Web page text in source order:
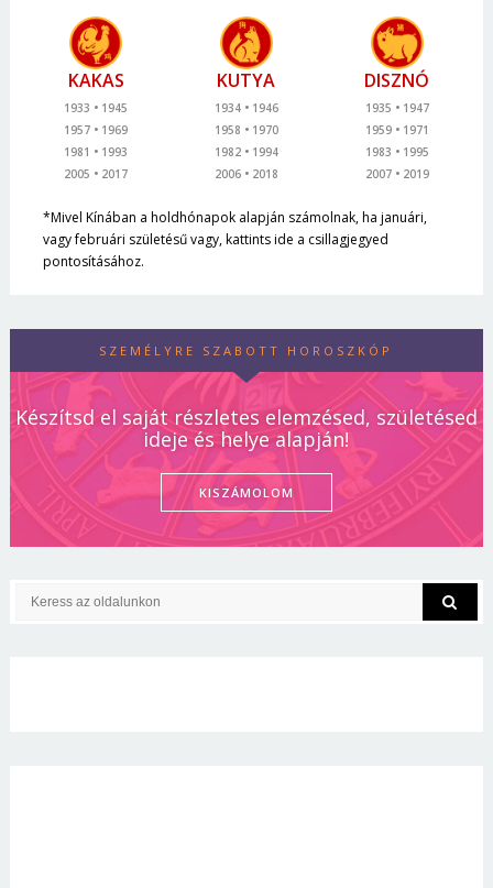
KAKAS
1933
1945
1957
1969
1981
1993
2005
2017
KUTYA
1934
1946
1958
1970
1982
1994
2006
2018
DISZNÓ
1935
1947
1959
1971
1983
1995
2007
2019
*Mivel Kínában a holdhónapok alapján számolnak, ha januári,
vagy februári születésű vagy, kattints ide a csillagjegyed
pontosításához.
SZEMÉLYRE SZABOTT HOROSZKÓP
Készítsd el saját részletes elemzésed, születésed
ideje és helye alapján!
KISZÁMOLOM